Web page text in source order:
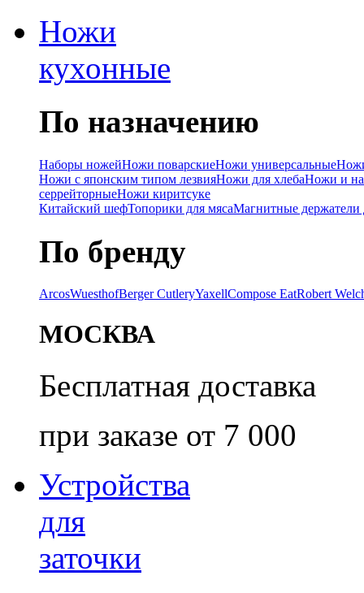
Ножи
кухонные
По назначению
Наборы ножейНожи поварскиеНожи универсальные
Ножи с японским типом лезвияНожи для хлебаНожи и
серрейторныеНожи киритсуке
Китайский шефТопорики для мясаМагнитные держатели
По бренду
ArcosWuesthofBerger CutleryYaxellCompose EatRobert
МОСКВА
Бесплатная доставка
при заказе от 7 000
Устройства
для
заточки